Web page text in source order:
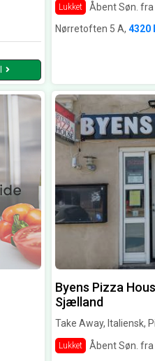
Lukket Åbent Søn. fra
Nørretoften 5 A, 4320
Byens Pizza
Sjælland
Take Away, Italiensk,
Lukket Åbent Søn. fra